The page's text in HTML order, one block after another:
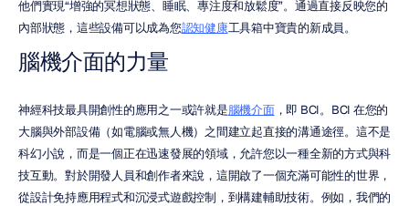
他們實現“增強的冥想狀態、睡眠、專注度和放鬆度”。通過直接反映您的
內部狀態，這些設備可以成為您認知健康工具箱中寶貴的新成員。
腦機介面的力量
神經科技最具開創性的應用之一或許就是腦機介面，即 BCI。BCI 在您的
大腦與外部設備（如電腦或無人機）之間建立起直接的溝通途徑。這不是
科幻小說，而是一個正在迅速發展的領域，允許您以一種全新的方式與科
技互動。對於開發人員和創作者來說，這開啟了一個充滿可能性的世界，
從設計免持應用程式和沉浸式遊戲控制，到構建輔助技術。例如，我們的